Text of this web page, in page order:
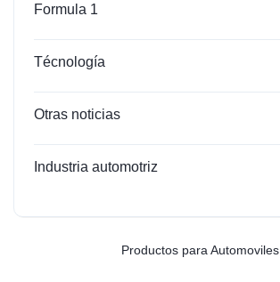
Formula 1
Técnología
Otras noticias
Industria automotriz
Productos para Automoviles